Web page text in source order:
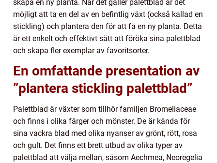
skapa en ny planta. När det gäller palettblad är det
möjligt att ta en del av en befintlig växt (också kallad en
stickling) och plantera den för att få en ny planta. Detta
är ett enkelt och effektivt sätt att föröka sina palettblad
och skapa fler exemplar av favoritsorter.
En omfattande presentation av
”plantera stickling palettblad”
Palettblad är växter som tillhör familjen Bromeliaceae
och finns i olika färger och mönster. De är kända för
sina vackra blad med olika nyanser av grönt, rött, rosa
och gult. Det finns ett brett utbud av olika typer av
palettblad att välja mellan, såsom Aechmea, Neoregelia